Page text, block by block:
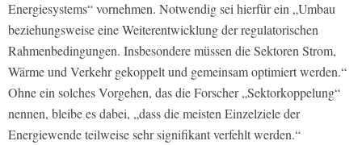
Energiesystems“ vornehmen. Notwendig sei hierfür ein „Umbau
beziehungsweise eine Weiterentwicklung der regulatorischen
Rahmenbedingungen. Insbesondere müssen die Sektoren Strom,
Wärme und Verkehr gekoppelt und gemeinsam optimiert werden.“
Ohne ein solches Vorgehen, das die Forscher „Sektorkoppelung“
nennen, bleibe es dabei, „dass die meisten Einzelziele der
Energiewende teilweise sehr signifikant verfehlt werden.“